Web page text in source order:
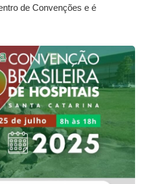
de Convenções e é